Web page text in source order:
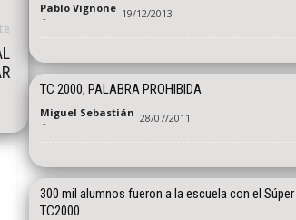
Pablo Vignone
- 19/12/2013
TC 2000, PALABRA PROHIBIDA
Miguel Sebastián
- 28/07/2011
300 mil alumnos fueron a la escuela con el Súper
TC2000